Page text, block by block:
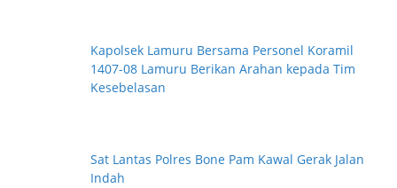
Kapolsek Lamuru Bersama Personel Koramil
1407-08 Lamuru Berikan Arahan kepada Tim
Kesebelasan
Sat Lantas Polres Bone Pam Kawal Gerak Jalan
Indah